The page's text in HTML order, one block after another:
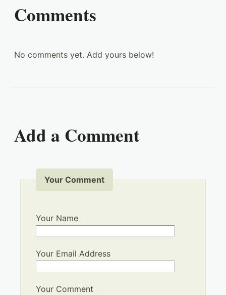
Comments
No comments yet. Add yours below!
Add a Comment
Your Comment
Your Name
Your Email Address
Your Comment